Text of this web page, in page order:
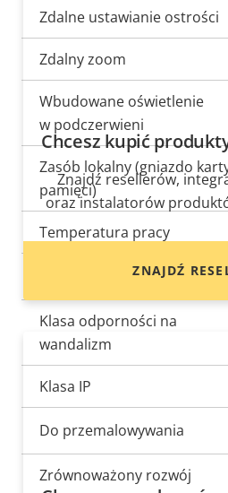
Opis
nieruchomości
Zdalne ustawianie ostrości
Zdalny zoom
Wbudowane oświetlenie
w podczerwieni
Zasób lokalny (gniazdo
pamięci)
Temperatura pracy
Do użytku na zewnątrz
Klasa odporności na
wandalizm
Klasa IP
Do przemalowywania
Zrównoważony rozwój
Chcesz kupić
Znajdź resellerów,
oraz instalatorów
ZNAJDŹ